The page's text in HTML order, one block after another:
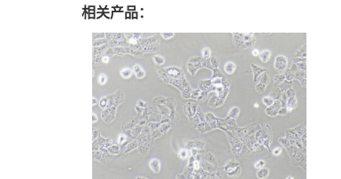
相关产品：